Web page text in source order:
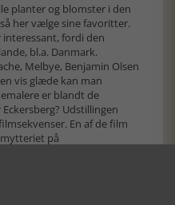
planter og blomster i den
her vælge sine favoritter.
interessant, fordi den
bl.a. Danmark.
Melbye, Benjamin Olsen
vis glæde kan man
er blandt de
Udstillingen
En af de film
mytteriet på
kejserlige russiske marine
en anden revolution,